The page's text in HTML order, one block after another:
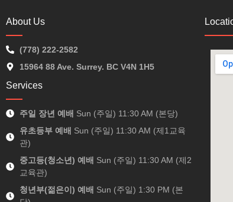
About Us
(778) 222-2582
15964 88 Ave. Surrey. BC V4N 1H5
Services
주일 장년 예배 Sun (주일) 11:30 AM (본당)
유초등부 예배 Sun (주일) 11:30 AM (제1교육
관)
중고등(청소년) 예배 Sun (주일) 11:30 AM (제2
교육관)
청년부(젊은이) 예배 Sun (주일) 1:30 PM (본